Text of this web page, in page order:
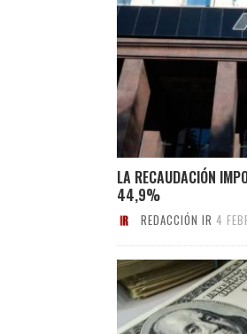
LA RECAUDACIÓN
44,9%
REDACCIÓN IR 4